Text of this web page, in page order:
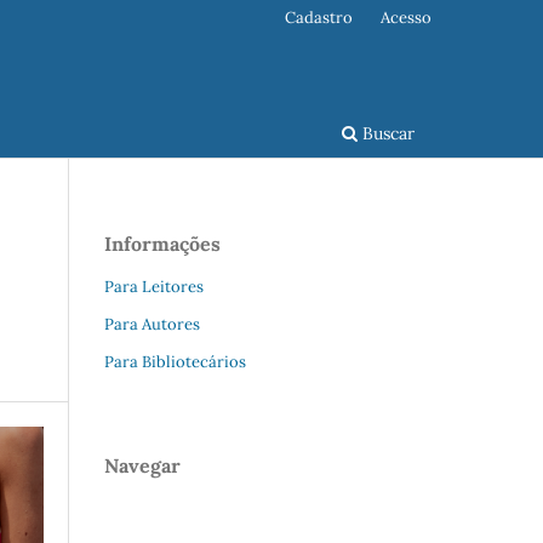
Buscar
Cadastro Acesso
Informações
Para Leitores
Para Autores
Para Bibliotecários
Navegar